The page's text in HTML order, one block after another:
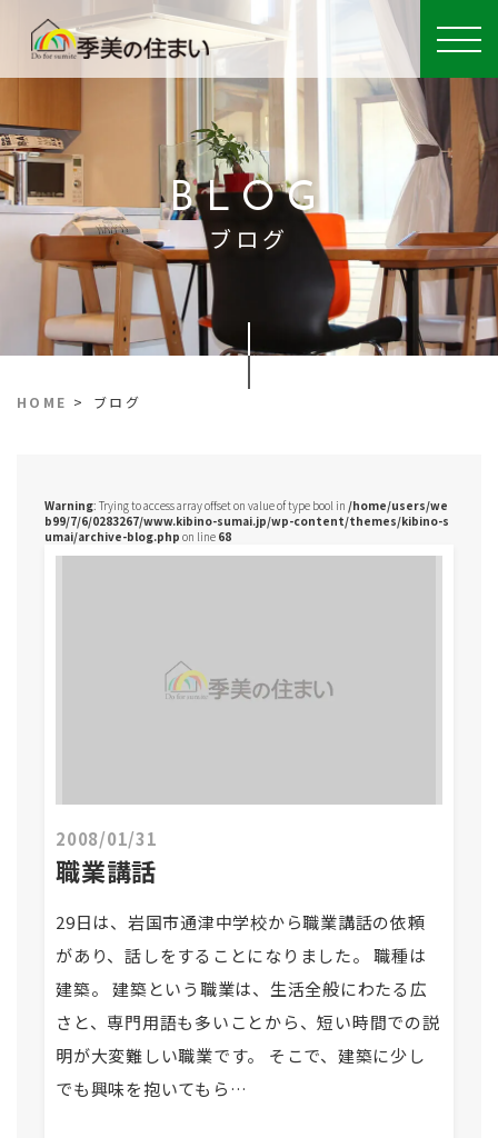
BLOG
ブログ
HOME > ブログ
Warning: Trying to access array offset on value of type bool in /home/users/we
b99/7/6/0283267/www.kibino-sumai.jp/wp-content/themes/kibino-s
umai/archive-blog.php on line 68
2008/01/31
職業講話
29日は、岩国市通津中学校から職業講話の依頼
があり、話しをすることになりました。 職種は
建築。 建築という職業は、生活全般にわたる広
さと、専門用語も多いことから、短い時間での説
明が大変難しい職業です。 そこで、建築に少し
でも興味を抱いてもら…